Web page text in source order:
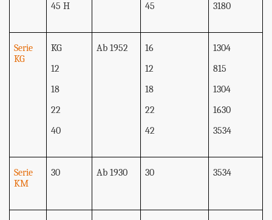
45 H
45
3180
Serie
KG
KG
12
18
22
40
Ab 1952
16
12
18
22
42
1304
815
1304
1630
3534
Serie
KM
30 Ab 1930 30 3534